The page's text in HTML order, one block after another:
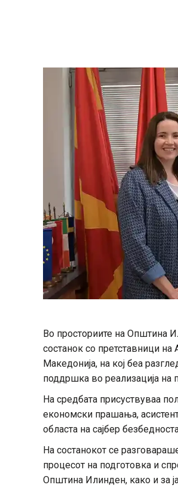
Во просториите на Општина
состанок со претставници
Македонија, на кој беа
поддршка во реализација на
На средбата присуствуваа
економски прашања,
областа на сајбер
На состанокот се
процесот на подготовка и
Општина Илинден, како и за